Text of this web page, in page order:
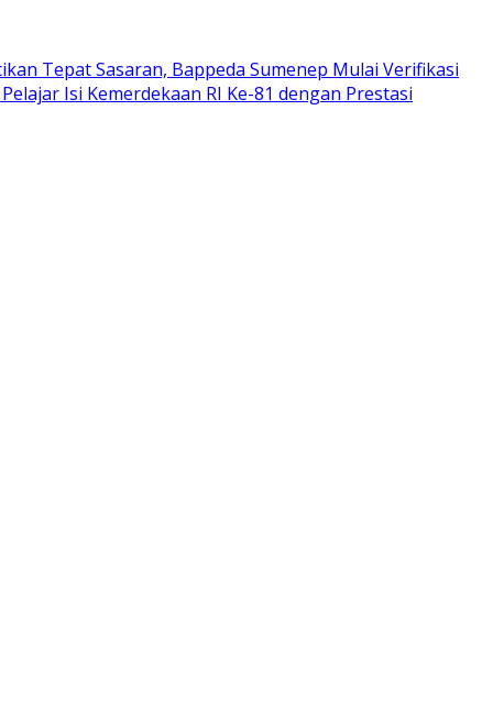
Tepat Sasaran, Bappeda Sumenep Mulai Verifikasi
Isi Kemerdekaan RI Ke-81 dengan Prestasi